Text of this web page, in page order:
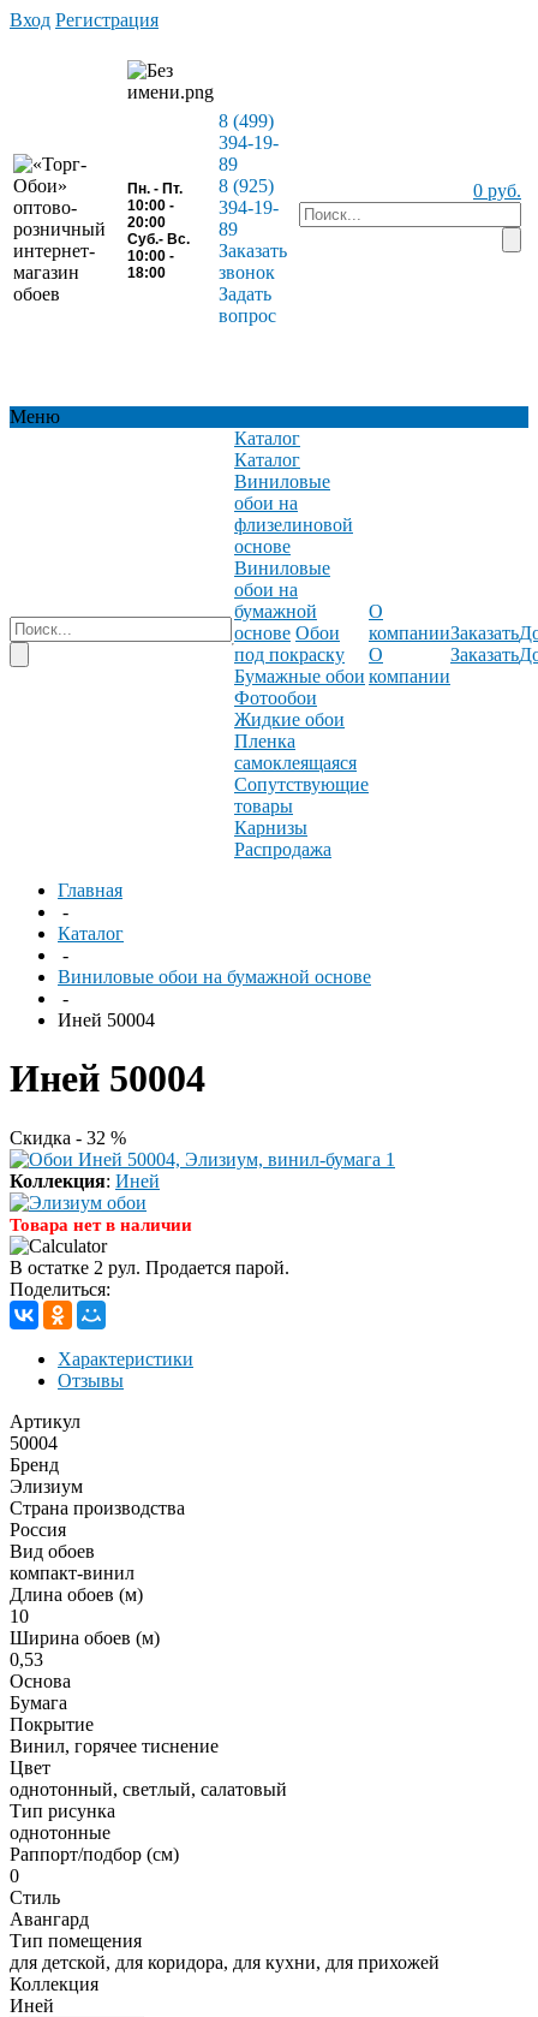
Вход Регистрация
Пн. - Пт.
10:00 -
20:00
Суб.- Вс.
10:00 -
18:00
8 (499)
394-19-
89
8 (925)
394-19-
89
Заказать
звонок
Задать
вопрос
0 руб.
Меню
Каталог
Каталог
Виниловые
обои на
флизелиновой
основе
Виниловые
обои на
бумажной
основе Обои
под покраску
Бумажные обои
Фотообои
Жидкие обои
Пленка
самоклеящаяся
Сопутствующие
товары
Карнизы
Распродажа
О
компании
О
компании
Заказать
Заказать
Главная
-
Каталог
-
Виниловые обои на бумажной основе
-
Иней 50004
Иней 50004
Скидка - 32 %
Коллекция: Иней
Товара нет в наличии
В остатке 2 рул. Продается парой.
Поделиться:
Характеристики
Отзывы
Артикул
50004
Бренд
Элизиум
Страна производства
Россия
Вид обоев
компакт-винил
Длина обоев (м)
10
Ширина обоев (м)
0,53
Основа
Бумага
Покрытие
Винил, горячее тиснение
Цвет
однотонный, светлый, салатовый
Тип рисунка
однотонные
Раппорт/подбор (см)
0
Стиль
Авангард
Тип помещения
для детской, для коридора, для кухни, для прихожей
Коллекция
Иней